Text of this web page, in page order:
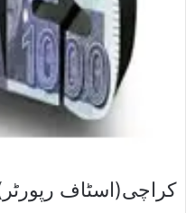
کراچی(اسٹاف